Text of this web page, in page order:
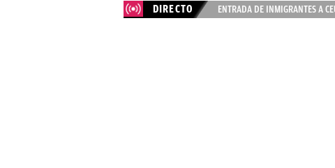
DIRECTO
ENTRADA DE INMIGRANTES A